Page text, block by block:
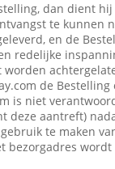
dan dient
te kunnen
en de
redelijke
de
is niet
deze aantreft)
te maken